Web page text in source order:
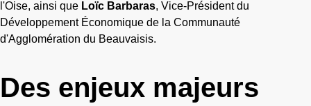
l'Oise, ainsi que Loïc Barbaras, Vice-Président du
Développement Économique de la Communauté
d'Agglomération du Beauvaisis.
Des enjeux majeurs